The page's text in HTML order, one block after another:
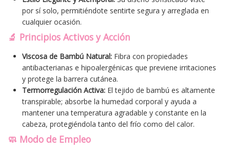
por sí solo, permitiéndote sentirte segura y arreglada en
cualquier ocasión.
🔬 Principios Activos y Acción
Viscosa de Bambú Natural: Fibra con propiedades
antibacterianas e hipoalergénicas que previene irritaciones
y protege la barrera cutánea.
Termorregulación Activa: El tejido de bambú es altamente
transpirable; absorbe la humedad corporal y ayuda a
mantener una temperatura agradable y constante en la
cabeza, protegiéndola tanto del frío como del calor.
🧼 Modo de Empleo